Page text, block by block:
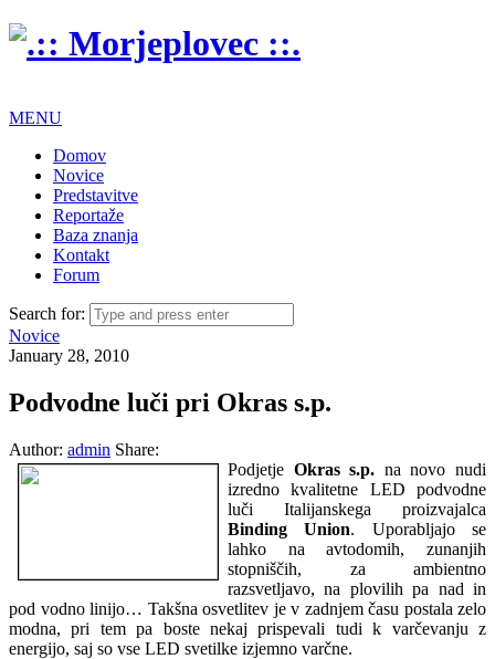
MENU
Domov
Novice
Predstavitve
Reportaže
Baza znanja
Kontakt
Forum
Search for:
Novice
January 28, 2010
Podvodne luči pri Okras s.p.
Author: admin Share:
Podjetje Okras s.p. na novo nudi
izredno kvalitetne LED podvodne
luči Italijanskega proizvajalca
Binding Union. Uporabljajo se
lahko na avtodomih, zunanjih
stopniščih, za ambientno
razsvetljavo, na plovilih pa nad in
pod vodno linijo… Takšna osvetlitev je v zadnjem času postala zelo
modna, pri tem pa boste nekaj prispevali tudi k varčevanju z
energijo, saj so vse LED svetilke izjemno varčne.